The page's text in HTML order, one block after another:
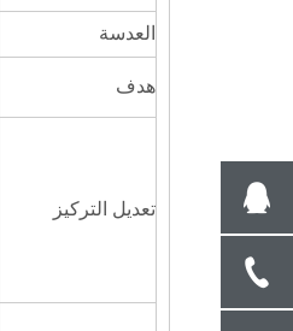
العدسة
هدف
تعديل التركيز